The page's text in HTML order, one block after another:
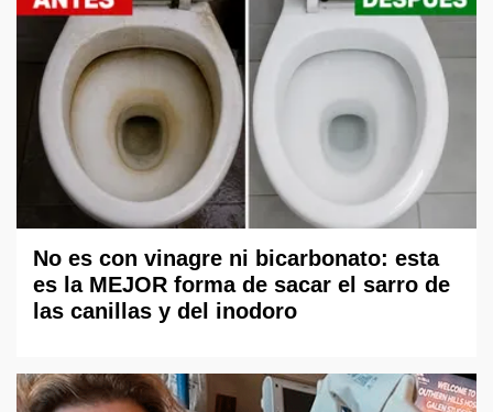
No es con vinagre ni bicarbonato: esta
es la MEJOR forma de sacar el sarro de
las canillas y del inodoro